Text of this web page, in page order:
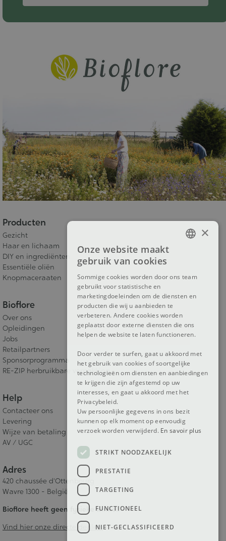
Producten
Gezicht
Haar en lichaam
DIY en ingrediënten
Essentiële oliën
Knopmaceraaten
Bioflore
Over ons
Opleidingen
Jobs
Retailpartners
Sponsorprogramma
RE-ZIP herbruikbare verpakking
Help
Contacteer ons
Levering
Wijze van betaling
AV / UGC
Adres
420 chaussée d'Ottenbourg
Wavre 1300 - België
Bioflore heeft geen fysieke winkel.
Vind hier onze directe dealers
×
Onze website maakt
gebruik van cookies
Sommige cookies worden door ons team
gebruikt voor statistische en
marketingdoeleinden om de diensten en
producten die wij u aanbieden te
verbeteren. Andere cookies worden
geplaatst door externe diensten die ons
helpen de website te laten functioneren.
Door verder te surfen, gaat u akkoord met
het gebruik van cookies of soortgelijke
technologieën om diensten en aanbiedingen
te krijgen die zijn afgestemd op uw
interesses, en gaat u akkoord met het
Privacybeleid.
Uw persoonlijke gegevens in ons bezit
kunnen op elk moment op eenvoudig
verzoek worden verwijderd. En savoir plus
STRIKT NOODZAKELIJK
PRESTATIE
TARGETING
FUNCTIONEEL
NIET-GECLASSIFICEERD